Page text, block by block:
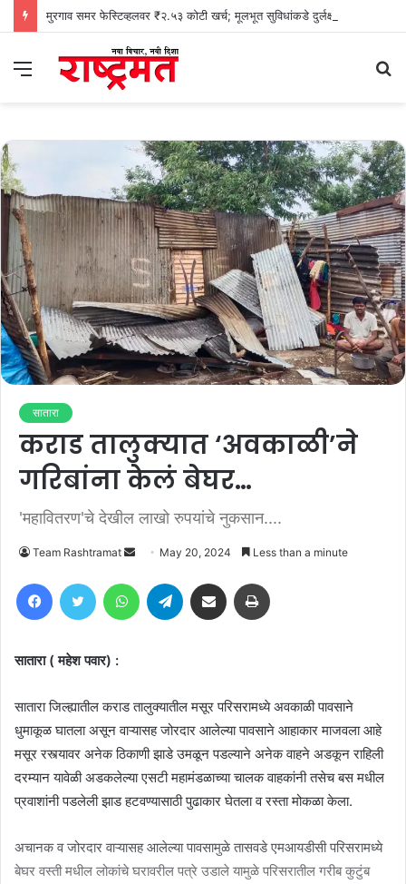
Menu
सातारा
कराड तालुक्यात ‘अवकाळी’ने
गरिबांना केलं बेघर…
'महावितरण'चे देखील लाखो रुपयांचे नुकसान....
Team Rashtramat
Send
email
May 20, 2024 Less than a minute
FacebookTwitter WhatsAppTelegram Share via Email
सातारा ( महेश पवार) :
सातारा जिल्ह्यातील कराड तालुक्यातील मसूर परिसरामध्ये अवकाळी पावसाने
धुमाकूळ घातला असून वाऱ्यासह जोरदार आलेल्या पावसाने आहाकार माजवला आहे
मसूर रस्त्यावर अनेक ठिकाणी झाडे उमळून पडल्याने अनेक वाहने अडकून राहिली
दरम्यान यावेळी अडकलेल्या एसटी महामंडळाच्या चालक वाहकांनी तसेच बस मधील
प्रवाशांनी पडलेली झाड हटवण्यासाठी पुढाकार घेतला व रस्ता मोकळा केला.
अचानक व जोरदार वाऱ्यासह आलेल्या पावसामुळे तासवडे एमआयडीसी परिसरामध्ये
बेघर वस्ती मधील लोकांचे घरावरील पत्रे उडाले यामुळे परिसरातील गरीब कुटुंब